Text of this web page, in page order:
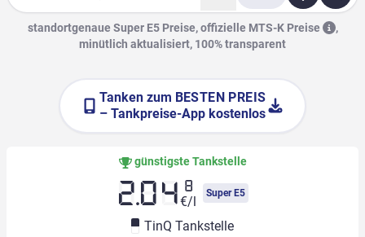
standortgenaue Super E5 Preise, offizielle MTS-K Preise
,
minütlich aktualisiert, 100% transparent
Tanken zum BESTEN PREIS
– Tankpreise-App kostenlos
günstigste Tankstelle
2.04 8
€/l
Super E5
TinQ Tankstelle